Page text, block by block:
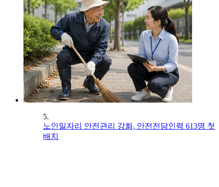
5.
노인일자리 안전관리 강화, 안전전담인력 613명 첫
배치